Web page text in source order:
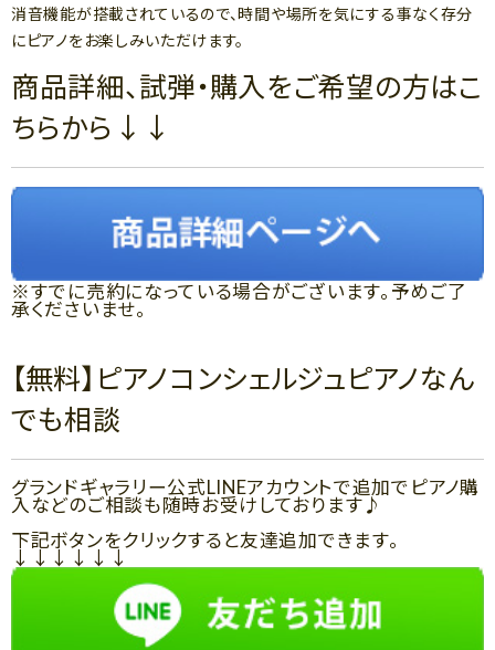
消音機能が搭載されているので、時間や場所を気にする事なく存分
にピアノをお楽しみいただけます。
商品詳細、試弾・購入をご希望の方はこ
ちらから↓↓
※すでに売約になっている場合がございます。予めご了
承くださいませ。
【無料】ピアノコンシェルジュピアノなん
でも相談
グランドギャラリー公式LINEアカウントで追加でピアノ購
入などのご相談も随時お受けしております♪
下記ボタンをクリックすると友達追加できます。
↓↓↓↓↓↓